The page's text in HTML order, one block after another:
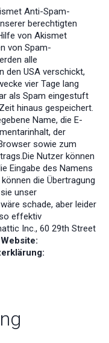
Anti-Spam-
berechtigten
von Akismet
von Spam-
alle
den USA verschickt,
vier Tage lang
als Spam eingestuft
hinaus gespeichert.
Name, die E-
der
sowie zum
Nutzer können
Eingabe des Namens
die Übertragung
unser
schade, aber leider
effektiv
Inc., 60 29th Street
Website: